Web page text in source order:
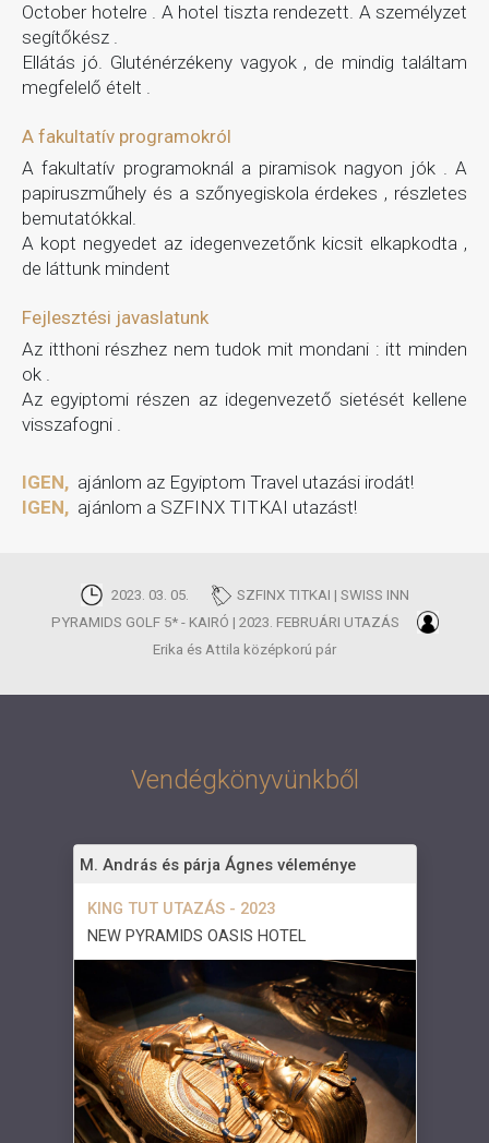
October hotelre . A hotel tiszta rendezett. A személyzet
segítőkész .
Ellátás jó. Gluténérzékeny vagyok , de mindig találtam
megfelelő ételt .
A fakultatív programokról
A fakultatív programoknál a piramisok nagyon jók . A
papiruszműhely és a szőnyegiskola érdekes , részletes
bemutatókkal.
A kopt negyedet az idegenvezetőnk kicsit elkapkodta ,
de láttunk mindent
Fejlesztési javaslatunk
Az itthoni részhez nem tudok mit mondani : itt minden
ok .
Az egyiptomi részen az idegenvezető sietését kellene
visszafogni .
IGEN, ajánlom az Egyiptom Travel utazási irodát!
IGEN, ajánlom a SZFINX TITKAI utazást!
2023. 03. 05.
SZFINX TITKAI | SWISS INN
PYRAMIDS GOLF 5* - KAIRÓ | 2023. FEBRUÁRI UTAZÁS
Erika és Attila középkorú pár
Vendégkönyvünkből
M. András és párja Ágnes véleménye
KING TUT UTAZÁS - 2023
NEW PYRAMIDS OASIS HOTEL